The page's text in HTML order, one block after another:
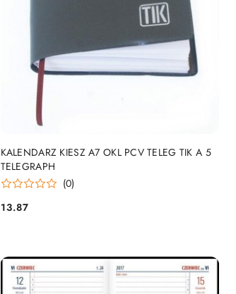
KALENDARZ KIESZ A7 OKL PCV TELEG TIK A 5
TELEGRAPH
(0)
Cena:
13.87
PRODUKT NIEDOSTĘPNY